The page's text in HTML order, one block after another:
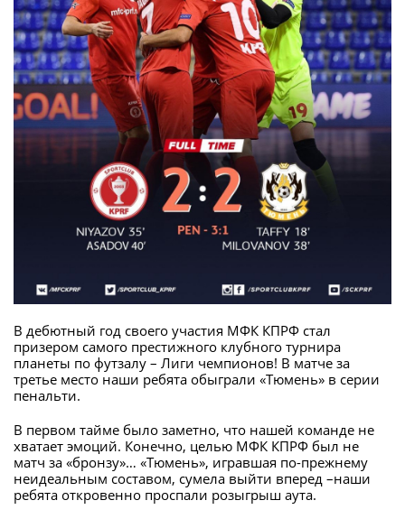
В дебютный год своего участия МФК КПРФ стал
призером самого престижного клубного турнира
планеты по футзалу – Лиги чемпионов! В матче за
третье место наши ребята обыграли «Тюмень» в серии
пенальти.
В первом тайме было заметно, что нашей команде не
хватает эмоций. Конечно, целью МФК КПРФ был не
матч за «бронзу»… «Тюмень», игравшая по-прежнему
неидеальным составом, сумела выйти вперед –наши
ребята откровенно проспали розыгрыш аута.